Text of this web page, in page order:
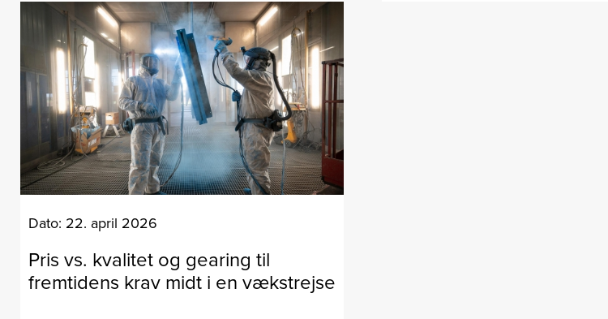
Dato: 22. april 2026
Pris vs. kvalitet og gearing til
fremtidens krav midt i en vækstrejse